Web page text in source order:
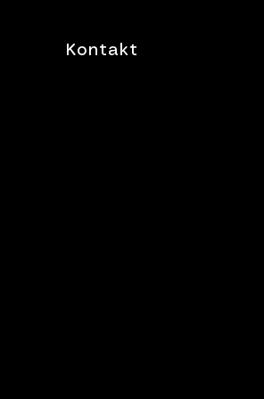
Kontakt